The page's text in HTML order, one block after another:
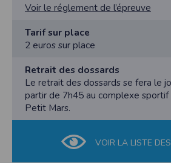
Voir le réglement de l’épreuve
Tarif sur place
2 euros sur place
Retrait des dossards
Le retrait des dossards se fera le
partir de 7h45 au complexe
Petit Mars.
VOIR LA LISTE